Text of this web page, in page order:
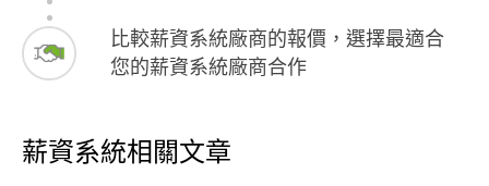
比較薪資系統廠商的報價，選擇最適合
您的薪資系統廠商合作
薪資系統相關文章